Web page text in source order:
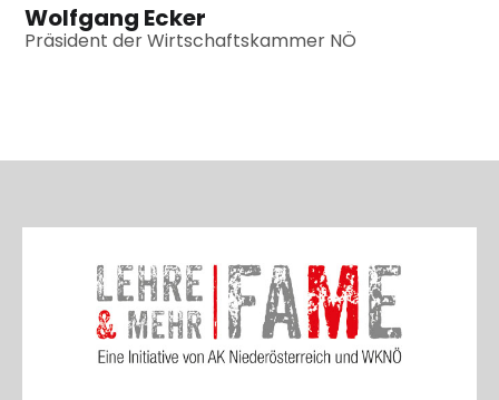
Wolfgang Ecker
Präsident der Wirtschaftskammer NÖ